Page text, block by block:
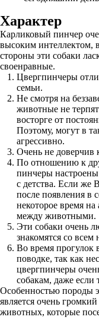
Характер
Карликовый пинчер
высоким интеллектом,
стороны эти собаки
своенравные.
Цвергпинчеры
семьи.
Не смотря на
животные не
восторге от
Поэтому, могут в
агрессивно.
Очень не доверчив
По отношению к
пинчеры
с детства. Если же
после появления в
некоторое время
между животными.
Эти собаки очень
знакомятся со
Во время прогулок
поводке, так как
цвергпинчеры
собакам, даже если
Особенностью породы
является очень
животных, которые